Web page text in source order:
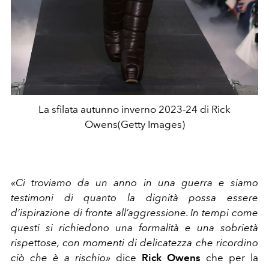
La sfilata autunno inverno 2023-24 di Rick
Owens(Getty Images)
«Ci troviamo da un anno in una guerra e siamo
testimoni di quanto la dignità possa essere
d’ispirazione di fronte all’aggressione. In tempi come
questi si richiedono una formalità e una sobrietà
rispettose, con momenti di delicatezza che ricordino
ciò che è a rischio» dice Rick Owens che per la